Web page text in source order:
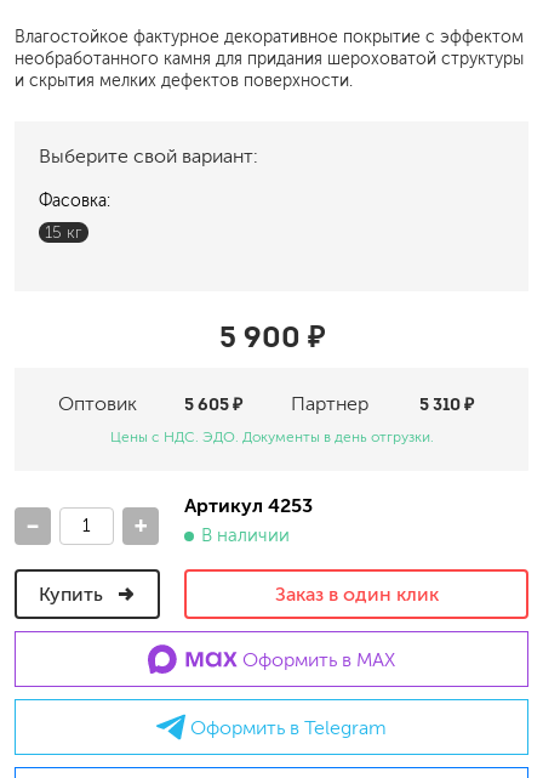
Влагостойкое фактурное декоративное покрытие с эффектом
необработанного камня для придания шероховатой структуры
и скрытия мелких дефектов поверхности.
Выберите свой вариант:
Фасовка:
15 кг
5 900 ₽
Оптовик Партнер
5 605 ₽ 5 310 ₽
Цены с НДС. ЭДО. Документы в день отгрузки.
- +
Артикул 4253
В наличии
Купить Заказ в один клик
Оформить в MAX
Оформить в Telegram